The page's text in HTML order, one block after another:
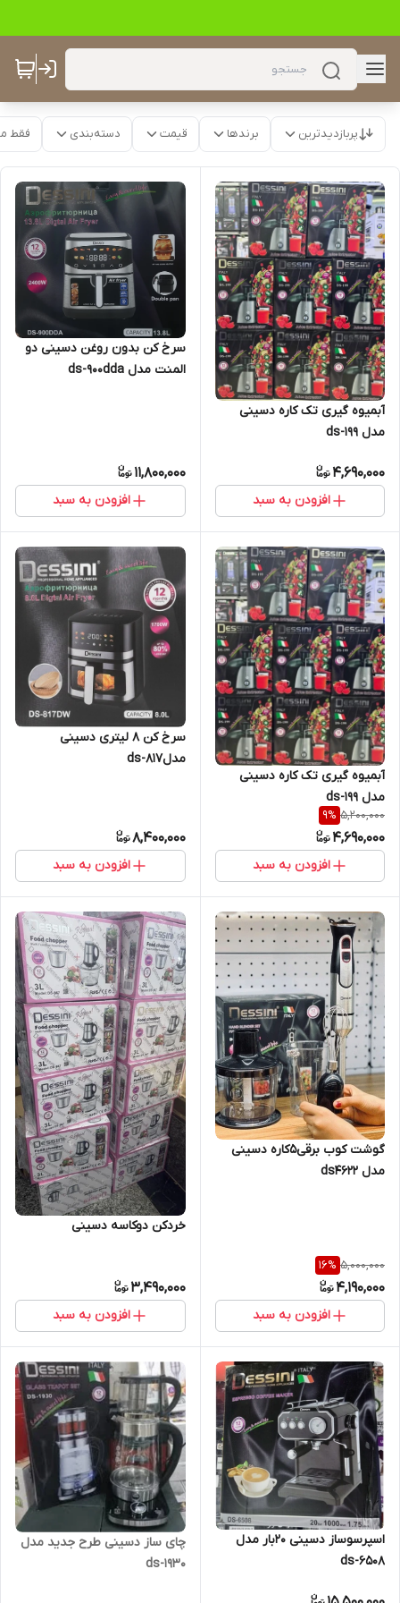
پربازدیدترین برندها قیمت دسته‌بندی فقط
آبمیوه گیری تک کاره دسینی
مدل ds-199
4,690,000
افزودن به سبد
سرخ کن بدون روغن دسینی دو
المنت مدل ds-900dda
11,800,000
افزودن به سبد
آبمیوه گیری تک کاره دسینی
مدل ds-۱۹۹
5,200,000
9%
4,690,000
افزودن به سبد
سرخ کن 8 لیتری دسینی
مدلds-۸۱۷
8,400,000
افزودن به سبد
گوشت کوب برقی5کاره دسینی
مدل ds4622
5,000,000
16%
4,190,000
افزودن به سبد
خردکن دوکاسه دسینی
3,490,000
افزودن به سبد
اسپرسوساز دسینی 20بار مدل
ds-6508
چای ساز دسینی طرح جدید مدل
ds-1930